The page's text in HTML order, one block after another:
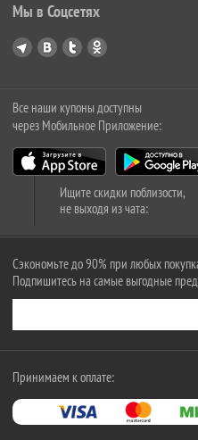
Мы в Соцсетях
Все наши купоны доступны
через Мобильное Приложение:
Ищите скидки поблизости,
не выходя из чата:
Сэкономьте до 90% при любых
Подпишитесь на самые выгодные
Принимаем к оплате: